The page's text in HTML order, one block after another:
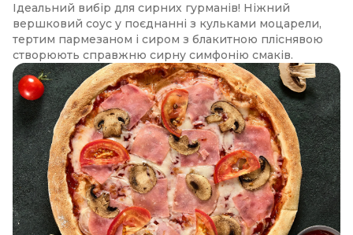
Ідеальний вибір для сирних гурманів! Ніжний
вершковий соус у поєднанні з кульками моцарели,
тертим пармезаном і сиром з блакитною пліснявою
створюють справжню сирну симфонію смаків.